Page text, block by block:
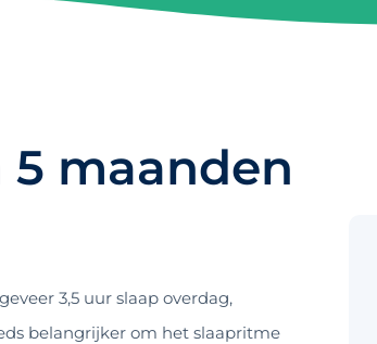
5 maanden
3,5 uur slaap overdag,
belangrijker om het slaapritme